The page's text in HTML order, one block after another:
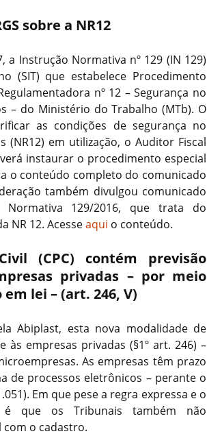
sobre a NR12
a Instrução Normativa nº 129 (IN 129)
(SIT) que estabelece Procedimento
nº 12 – Segurança no
– do Ministério do Trabalho (MTb). O
as condições de segurança no
em utilização, o Auditor Fiscal
instaurar o procedimento especial
o conteúdo completo do comunicado
também divulgou comunicado
Normativa 129/2016, que trata do
NR 12. Acesseaqui o conteúdo.
(CPC) contém previsão
privadas – por meio
lei – (art. 246, V)
Abiplast, esta nova modalidade de
empresas privadas (§1º art. 246) –
As empresas têm prazo
de processos eletrônicos – perante o
Em que pese a regra expressa e o
que os Tribunais também não
o cadastro.